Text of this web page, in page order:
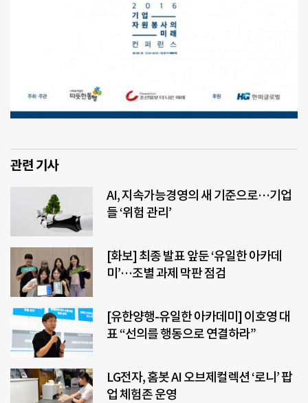
관련 기사
AI, 지속가능경영의 새 기준으로…기업
들 ‘위험 관리’
[화보] 최종 발표 앞둔 ‘유일한 아카데
미’…조별 과제 막판 점검
[유한양행-유일한 아카데미] 이호영 대
표 “선의를 행동으로 연결하라”
LG전자, 홈봇 AI 오브제컬렉션 ‘로니’ 팝
업 체험존 운영